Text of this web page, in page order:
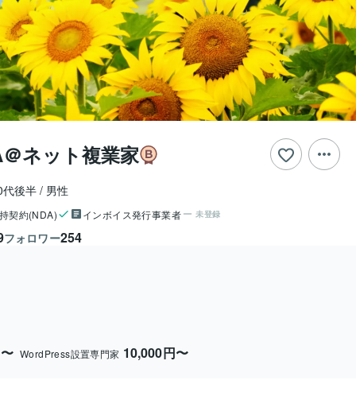
ネット複業家
代後半 男性
契約(NDA) インボイス発行事業者 未登録
フォロワー254
WordPress設置専門家 10,000円〜